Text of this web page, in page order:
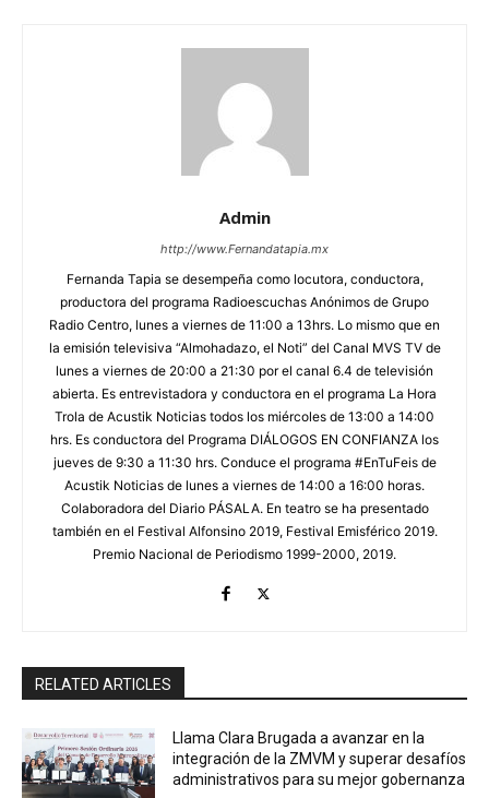
Admin
http://www.Fernandatapia.mx
Fernanda Tapia se desempeña como locutora, conductora,
productora del programa Radioescuchas Anónimos de Grupo
Radio Centro, lunes a viernes de 11:00 a 13hrs. Lo mismo que en
la emisión televisiva “Almohadazo, el Noti” del Canal MVS TV de
lunes a viernes de 20:00 a 21:30 por el canal 6.4 de televisión
abierta. Es entrevistadora y conductora en el programa La Hora
Trola de Acustik Noticias todos los miércoles de 13:00 a 14:00
hrs. Es conductora del Programa DIÁLOGOS EN CONFIANZA los
jueves de 9:30 a 11:30 hrs. Conduce el programa #EnTuFeis de
Acustik Noticias de lunes a viernes de 14:00 a 16:00 horas.
Colaboradora del Diario PÁSALA. En teatro se ha presentado
también en el Festival Alfonsino 2019, Festival Emisférico 2019.
Premio Nacional de Periodismo 1999-2000, 2019.
RELATED ARTICLES
Llama Clara Brugada a avanzar en la
integración de la ZMVM y superar desafíos
administrativos para su mejor gobernanza